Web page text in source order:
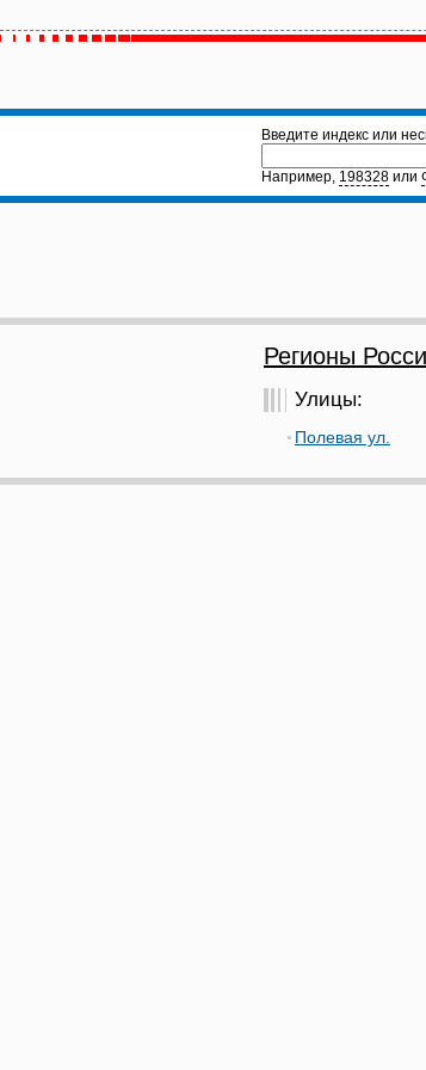
Введите индекс или
Например, 198328 или
Регионы
Улицы:
Полевая ул.